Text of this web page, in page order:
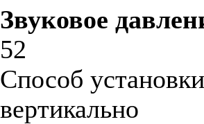
Звуковое
52
Способ
вертикально